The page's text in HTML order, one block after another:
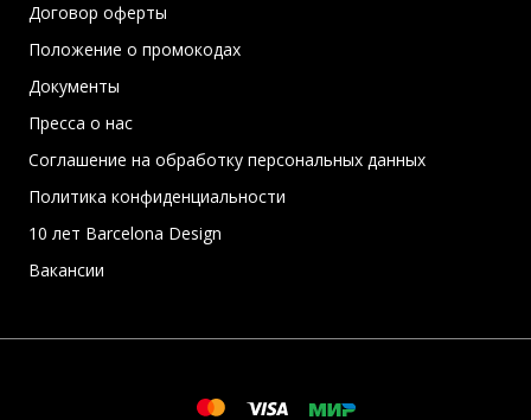
Договор оферты
Положение о промокодах
Документы
Пресса о нас
Соглашение на обработку персональных данных
Политика конфиденциальности
10 лет Barcelona Design
Вакансии